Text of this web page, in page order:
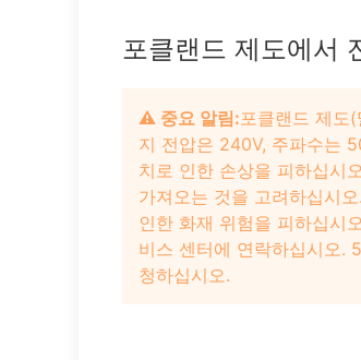
포클랜드 제도에서
⚠️ 중요 알림:포클랜드 제도
지 전압은 240V, 주파수는
치로 인한 손상을 피하십시
가져오는 것을 고려하십시
인한 화재 위험을 피하십시
비스 센터에 연락하십시오.
청하십시오.